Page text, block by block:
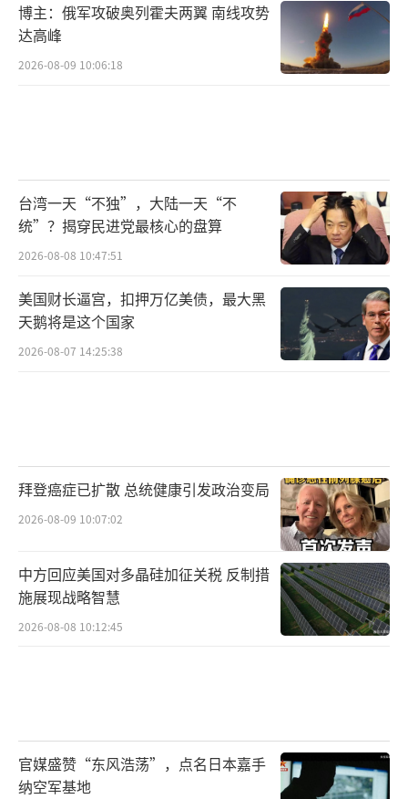
博主：俄军攻破奥列霍夫两翼 南线攻势
达高峰
2026-08-09 10:06:18
台湾一天“不独”，大陆一天“不
统”？揭穿民进党最核心的盘算
2026-08-08 10:47:51
美国财长逼宫，扣押万亿美债，最大黑
天鹅将是这个国家
2026-08-07 14:25:38
拜登癌症已扩散 总统健康引发政治变局
2026-08-09 10:07:02
中方回应美国对多晶硅加征关税 反制措
施展现战略智慧
2026-08-08 10:12:45
官媒盛赞“东风浩荡”，点名日本嘉手
纳空军基地